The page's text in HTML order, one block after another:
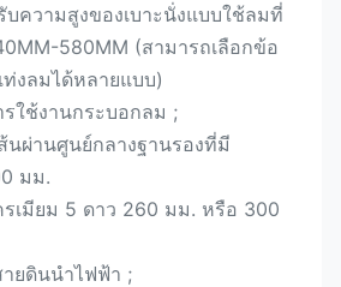
ความสูงของเบาะนั่งแบบใช้ลมที่
580MM (สามารถเลือกข้อ
งลมได้หลายแบบ)
ใช้งานกระบอกลม ;
นผ่านศูนย์กลางฐานรองที่มี
มม.
เมียม 5 ดาว 260 มม. หรือ 300
ยดินนำไฟฟ้า ;